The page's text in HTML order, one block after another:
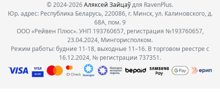
© 2024-2026Аляксей Зайцаўдля RavenPlus.
Юр. адрес: Республика Беларусь, 220086, г. Минск, ул. Калиновского, д.
68А, пом. 9
ООО «Рейвен Плюс». УНП 193760657, регистрация №193760657,
23.04.2024, Мингорисполком.
Режим работы: будние 11-18, выходные 11–16. В торговом реестре с
16.12.2024, № регистрации 737351.